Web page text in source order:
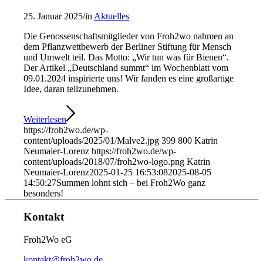
25. Januar 2025/in Aktuelles
Die Genossenschaftsmitglieder von Froh2wo nahmen an
dem Pflanzwettbewerb der Berliner Stiftung für Mensch
und Umwelt teil. Das Motto: „Wir tun was für Bienen“.
Der Artikel „Deutschland summt“ im Wochenblatt vom
09.01.2024 inspirierte uns! Wir fanden es eine großartige
Idee, daran teilzunehmen.
Weiterlesen
https://froh2wo.de/wp-
content/uploads/2025/01/Malve2.jpg 399 800 Katrin
Neumaier-Lorenz https://froh2wo.de/wp-
content/uploads/2018/07/froh2wo-logo.png Katrin
Neumaier-Lorenz2025-01-25 16:53:082025-08-05
14:50:27Summen lohnt sich – bei Froh2Wo ganz
besonders!
Kontakt
Froh2Wo eG